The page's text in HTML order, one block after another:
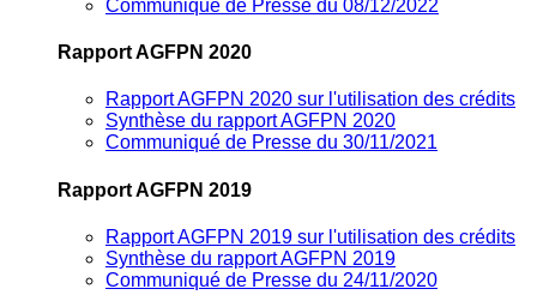
Communiqué de Presse du 08/12/2022
Rapport AGFPN 2020
Rapport AGFPN 2020 sur l'utilisation des crédits
Synthèse du rapport AGFPN 2020
Communiqué de Presse du 30/11/2021
Rapport AGFPN 2019
Rapport AGFPN 2019 sur l'utilisation des crédits
Synthèse du rapport AGFPN 2019
Communiqué de Presse du 24/11/2020